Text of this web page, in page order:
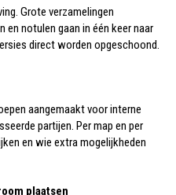
Grote verzamelingen
en notulen gaan in één keer naar
direct worden opgeschoond.
aangemaakt voor interne
partijen. Per map en per
en wie extra mogelijkheden
plaatsen